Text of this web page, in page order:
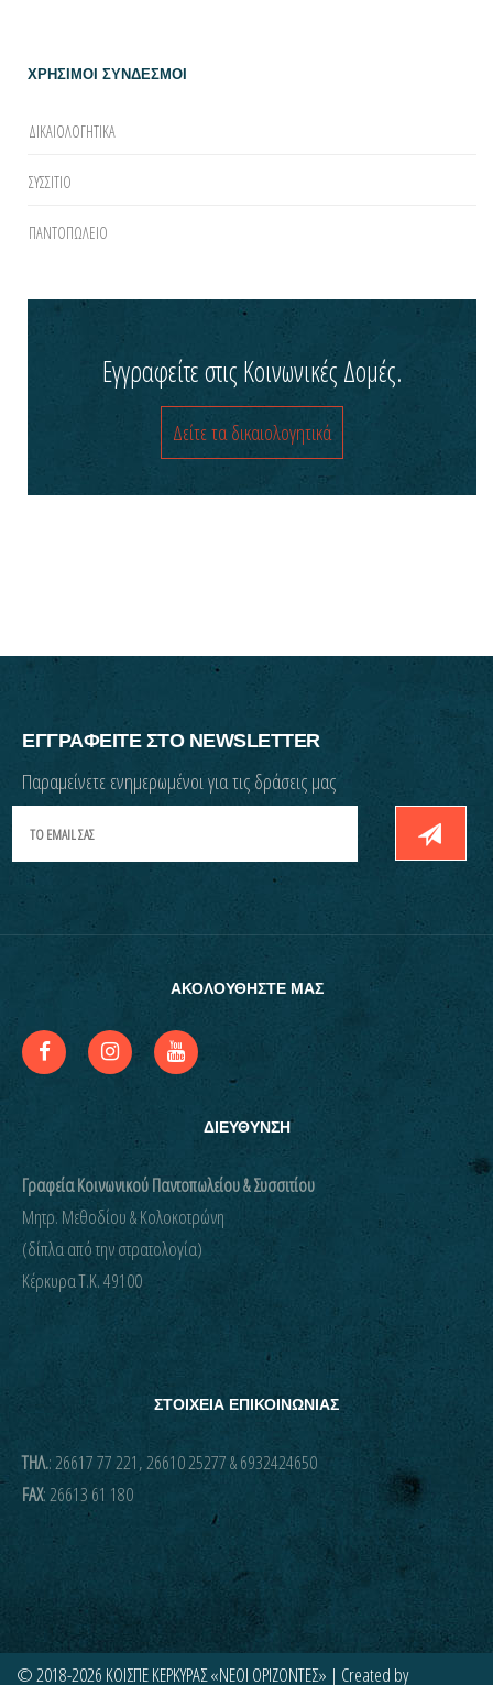
ΧΡΗΣΙΜΟΙ ΣΥΝΔΕΣΜΟΙ
ΔΙΚΑΙΟΛΟΓΗΤΙΚΑ
ΣΥΣΣΙΤΙΟ
ΠΑΝΤΟΠΩΛΕΙΟ
Εγγραφείτε στις Κοινωνικές Δομές.
Δείτε τα δικαιολογητικά
ΕΓΓΡΑΦΕΙΤΕ ΣΤΟ NEWSLETTER
Παραμείνετε ενημερωμένοι για τις δράσεις μας
ΑΚΟΛΟΥΘΗΣΤΕ ΜΑΣ
ΔΙΕΥΘΥΝΣΗ
Γραφεία Κοινωνικού Παντοπωλείου & Συσσιτίου
Μητρ. Μεθοδίου & Κολοκοτρώνη
(δίπλα από την στρατολογία)
Kέρκυρα Τ.Κ. 49100
ΣΤΟΙΧΕΙΑ ΕΠΙΚΟΙΝΩΝΙΑΣ
ΤΗΛ.: 26617 77 221, 26610 25277 & 6932424650
FAX: 26613 61 180
© 2018-2026 ΚΟΙΣΠΕ ΚΕΡΚΥΡΑΣ «ΝΕΟΙ ΟΡΙΖΟΝΤΕΣ» | Created by